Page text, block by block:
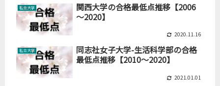
私立大学
関西大学の合格最低点推移【2006
～2020】
2020.11.16
私立大学
同志社女子大学-生活科学部の合格
最低点推移【2010～2020】
2021.01.01